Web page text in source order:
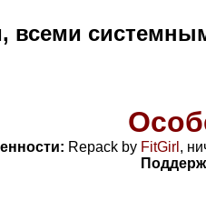
всеми
Repack by FitGirl , н